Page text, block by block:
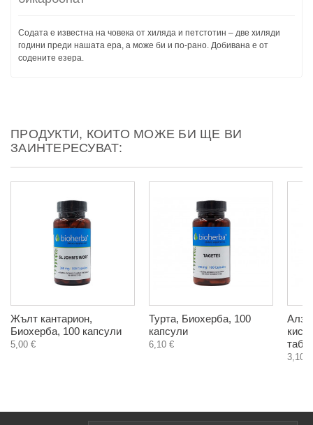
Содата е известна на човека от хиляда и петстотин – две хиляди
години преди нашата ера, а може би и по-рано. Добивана е от
содените езера.
ПРОДУКТИ, КОИТО МОЖЕ БИ ЩЕ ВИ
ЗАИНТЕРЕСУВАТ:
Жълт кантарион,
Биохерба, 100 капсули
5,00 €
Турта, Биохерба, 100
капсули
6,10 €
3,10 €